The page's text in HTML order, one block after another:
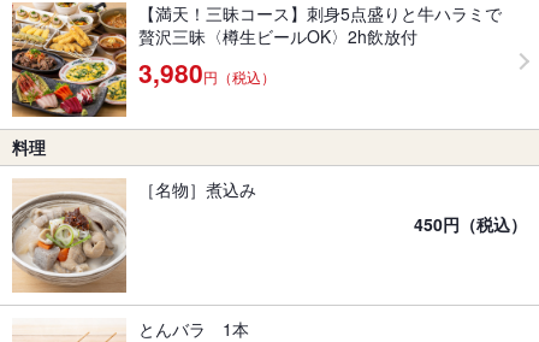
【満天！三昧コース】刺身5点盛りと牛ハラミで
贅沢三昧〈樽生ビールOK〉2h飲放付
3,980円（税込）
料理
［名物］煮込み
450円（税込）
とんバラ 1本